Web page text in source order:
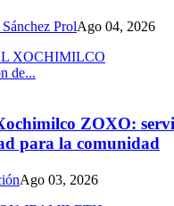
ProlAgo 04, 2026
de...
ZOXO:
para la comunidad
Ago 03, 2026